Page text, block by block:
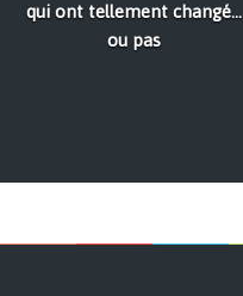
qui ont tellement changé...
ou pas